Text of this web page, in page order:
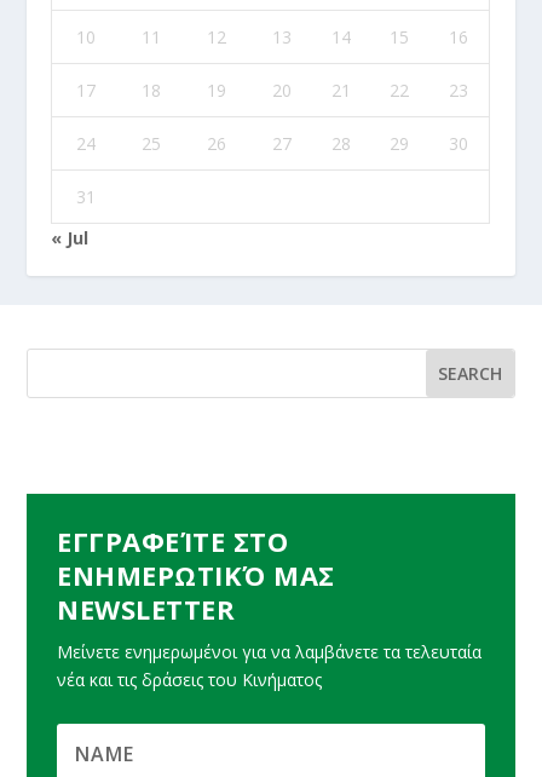
10 11 12 13 14 15 16
17 18 19 20 21 22 23
24 25 26 27 28 29 30
31
« Jul
ΕΓΓΡΑΦΕΊΤΕ ΣΤΟ
ΕΝΗΜΕΡΩΤΙΚΌ ΜΑΣ
NEWSLETTER
Μείνετε ενημερωμένοι για να λαμβάνετε τα τελευταία
νέα και τις δράσεις του Κινήματος